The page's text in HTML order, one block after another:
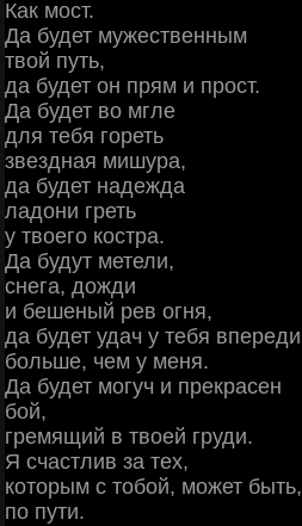
Как мост.
Да будет мужественным
твой путь,
да будет он прям и прост.
Да будет во мгле
для тебя гореть
звездная мишура,
да будет надежда
ладони греть
у твоего костра.
Да будут метели,
снега, дожди
и бешеный рев огня,
да будет удач у тебя впереди
больше, чем у меня.
Да будет могуч и прекрасен
бой,
гремящий в твоей груди.
Я счастлив за тех,
которым с тобой, может быть,
по пути.